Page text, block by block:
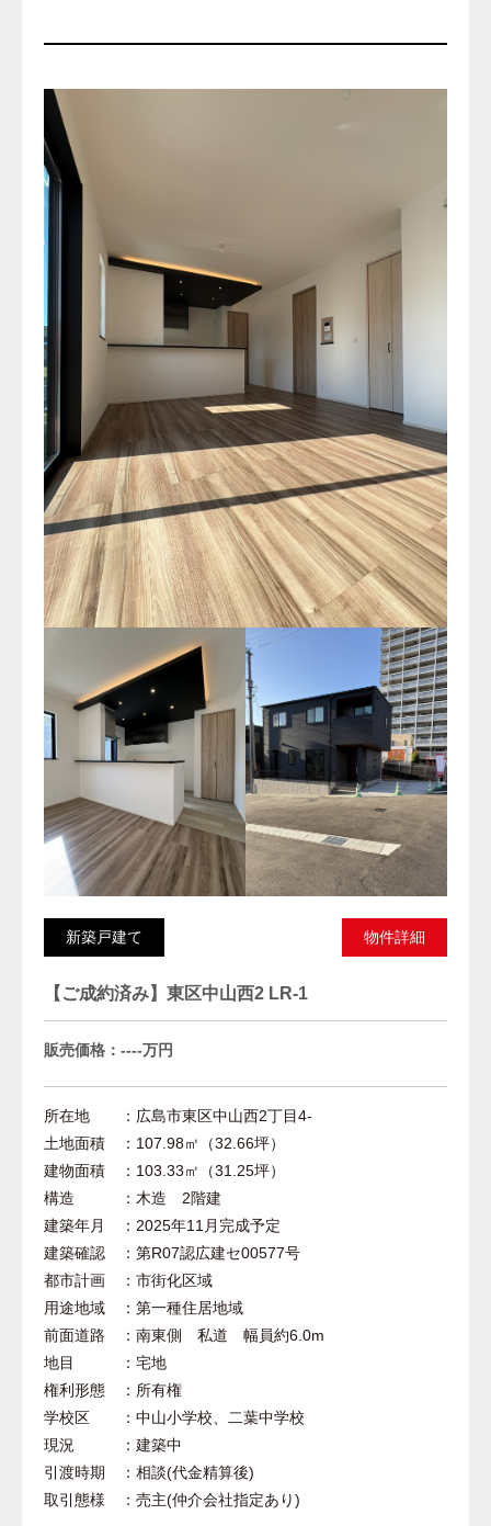
新築戸建て 物件詳細
【ご成約済み】東区中山西2 LR-1
販売価格：----万円
所在地 ：広島市東区中山西2丁目4-
土地面積 ：107.98㎡（32.66坪）
建物面積 ：103.33㎡（31.25坪）
構造 ：木造 2階建
建築年月 ：2025年11月完成予定
建築確認 ：第R07認広建セ00577号
都市計画 ：市街化区域
用途地域 ：第一種住居地域
前面道路 ：南東側 私道 幅員約6.0m
地目 ：宅地
権利形態 ：所有権
学校区 ：中山小学校、二葉中学校
現況 ：建築中
引渡時期 ：相談(代金精算後)
取引態様 ：売主(仲介会社指定あり)